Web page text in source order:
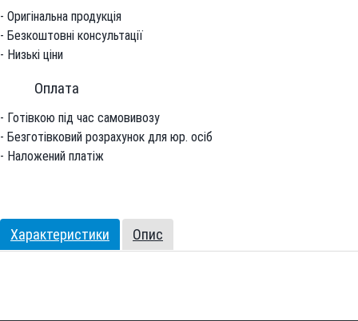
- Оригінальна продукція
- Безкоштовні консультації
- Низькі ціни
Оплата
- Готівкою під час самовивозу
- Безготівковий розрахунок для юр. осіб
- Наложений платіж
Характеристики Опис